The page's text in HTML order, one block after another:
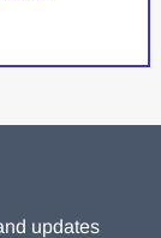
updates